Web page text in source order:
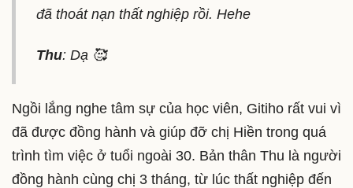
đã thoát nạn thất nghiệp rồi. Hehe
Thu: Dạ 🥰
Ngồi lắng nghe tâm sự của học viên, Gitiho rất vui vì
đã được đồng hành và giúp đỡ chị Hiền trong quá
trình tìm việc ở tuổi ngoài 30. Bản thân Thu là người
đồng hành cùng chị 3 tháng, từ lúc thất nghiệp đến